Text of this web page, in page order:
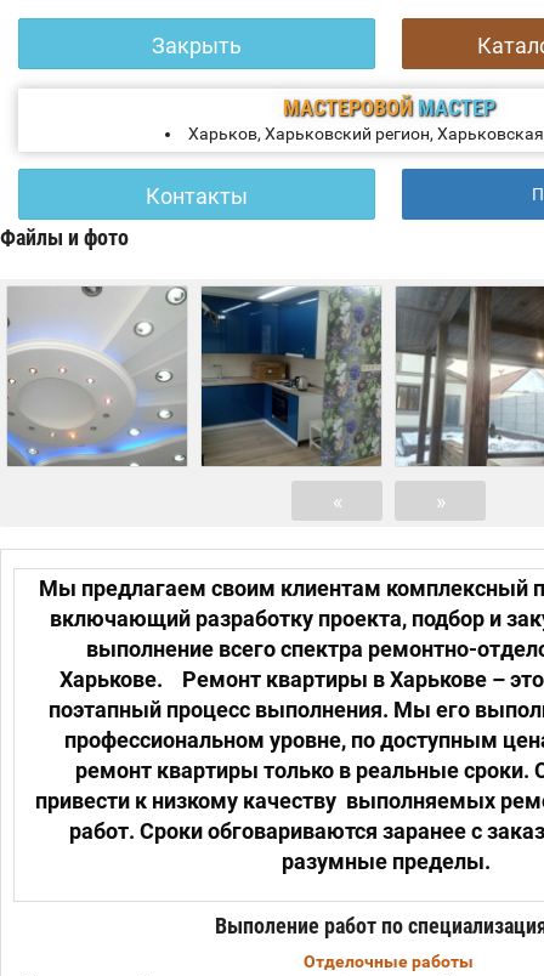
Закрыть
МАСТЕРОВОЙМАСТЕР
Харьков, Харьковский регион,
Контакты
Файлы и фото
« »
Мы предлагаем своим клиентам комплексный
включающий разработку проекта, подбор и
выполнение всего спектра ремонтно-
Харькове. Ремонт квартиры в Харькове –
поэтапный процесс выполнения. Мы его
профессиональном уровне, по доступным
ремонт квартиры только в реальные
привести к низкому качеству выполняемых
работ. Сроки обговариваются заранее с
разумные пределы.
Выполение работ по
Отделочные работы